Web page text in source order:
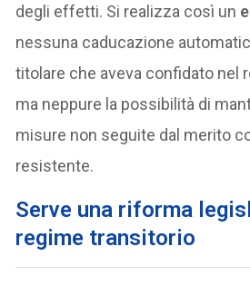
degli effetti. Si realizza così un
nessuna caducazione
titolare che aveva confidato nel
ma neppure la possibilità di
misure non seguite dal merito
resistente.
Serve una riforma
regime transitorio